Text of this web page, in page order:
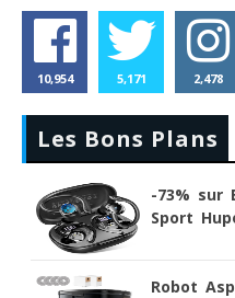
10,954 5,171 2,478
Les Bons Plans
-73% sur
Sport
Robot